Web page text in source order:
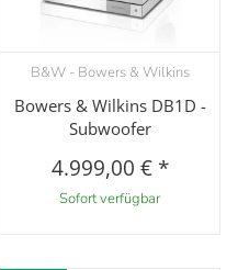
B&W - Bowers & Wilkins
Bowers & Wilkins DB1D -
Subwoofer
4.999,00 € *
Sofort verfügbar